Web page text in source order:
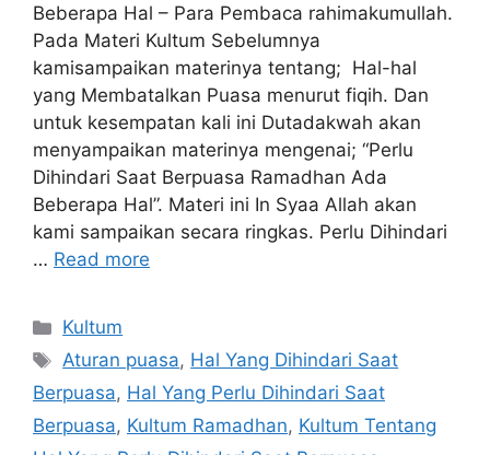
Beberapa Hal – Para Pembaca rahimakumullah.
Pada Materi Kultum Sebelumnya
kamisampaikan materinya tentang; Hal-hal
yang Membatalkan Puasa menurut fiqih. Dan
untuk kesempatan kali ini Dutadakwah akan
menyampaikan materinya mengenai; “Perlu
Dihindari Saat Berpuasa Ramadhan Ada
Beberapa Hal”. Materi ini In Syaa Allah akan
kami sampaikan secara ringkas. Perlu Dihindari
… Read more
Categories
Kultum
Tags
Aturan puasa, Hal Yang Dihindari Saat
Berpuasa, Hal Yang Perlu Dihindari Saat
Berpuasa, Kultum Ramadhan, Kultum Tentang